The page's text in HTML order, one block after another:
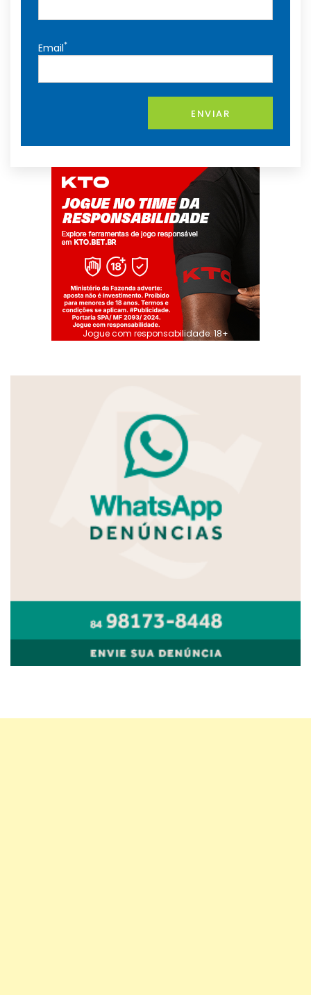
Email*
ENVIAR
Jogue com responsabilidade. 18+